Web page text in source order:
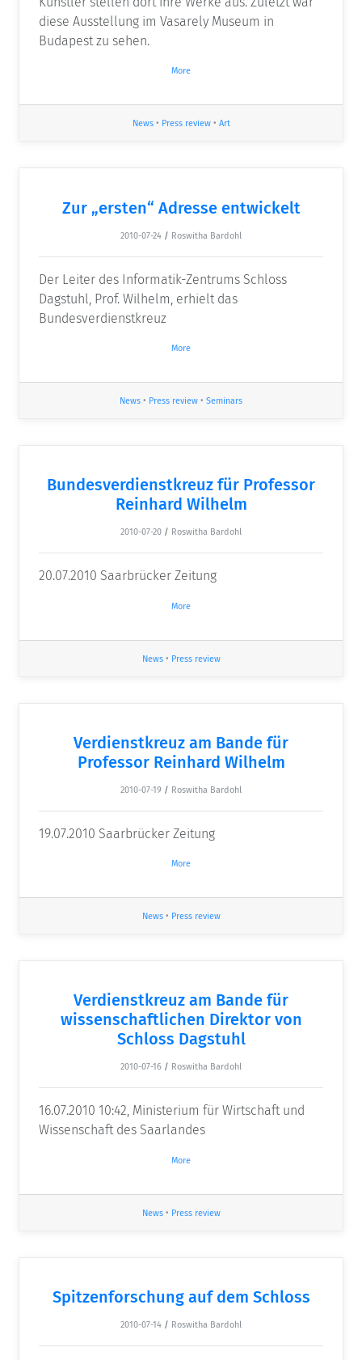
diese Ausstellung im Vasarely Museum in
Budapest zu sehen.
More
News• Press review• Art
Zur „ersten“ Adresse entwickelt
2010-07-24 / Roswitha Bardohl
Der Leiter des Informatik-Zentrums Schloss
Dagstuhl, Prof. Wilhelm, erhielt das
Bundesverdienstkreuz
More
News • Press review • Seminars
Bundesverdienstkreuz für Professor
Reinhard Wilhelm
2010-07-20 / Roswitha Bardohl
20.07.2010 Saarbrücker Zeitung
More
News• Press review
Verdienstkreuz am Bande für
Professor Reinhard Wilhelm
2010-07-19 / Roswitha Bardohl
19.07.2010 Saarbrücker Zeitung
More
News• Press review
Verdienstkreuz am Bande für
wissenschaftlichen Direktor von
Schloss Dagstuhl
2010-07-16 / Roswitha Bardohl
16.07.2010 10:42, Ministerium für Wirtschaft und
Wissenschaft des Saarlandes
More
News• Press review
Spitzenforschung auf dem Schloss
2010-07-14 / Roswitha Bardohl